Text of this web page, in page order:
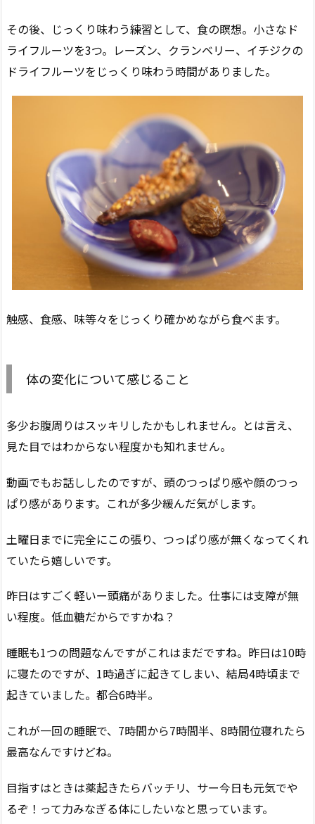
その後、じっくり味わう練習として、食の瞑想。小さなド
ライフルーツを3つ。レーズン、クランベリー、イチジクの
ドライフルーツをじっくり味わう時間がありました。
触感、食感、味等々をじっくり確かめながら食べます。
体の変化について感じること
多少お腹周りはスッキリしたかもしれません。とは言え、
見た目ではわからない程度かも知れません。
動画でもお話ししたのですが、頭のつっぱり感や顔のつっ
ぱり感があります。これが多少緩んだ気がします。
土曜日までに完全にこの張り、つっぱり感が無くなってくれ
ていたら嬉しいです。
昨日はすごく軽いー頭痛がありました。仕事には支障が無
い程度。低血糖だからですかね？
睡眠も1つの問題なんですがこれはまだですね。昨日は10時
に寝たのですが、1時過ぎに起きてしまい、結局4時頃まで
起きていました。都合6時半。
これが一回の睡眠で、7時間から7時間半、8時間位寝れたら
最高なんですけどね。
目指すはときは薬起きたらバッチリ、サー今日も元気でや
るぞ！って力みなぎる体にしたいなと思っています。